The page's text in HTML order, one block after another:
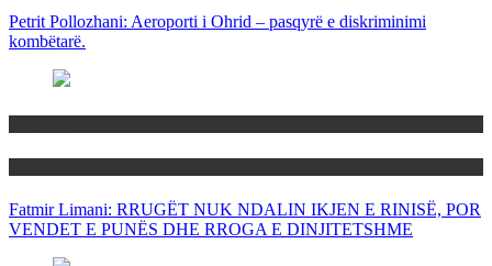
Petrit Pollozhani: Aeroporti i Ohrid – pasqyrë e diskriminimi
kombëtarë.
Fatmir Limani: RRUGËT NUK NDALIN IKJEN E RINISË, POR
VENDET E PUNËS DHE RROGA E DINJITETSHME